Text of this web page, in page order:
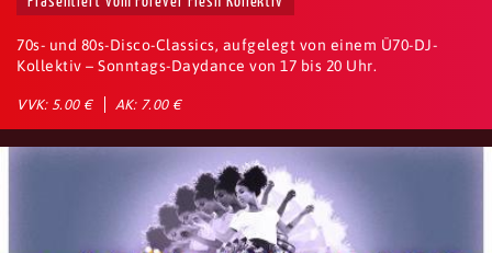
70s- und 80s-Disco-Classics, aufgelegt von einem Ü70-DJ-
Kollektiv – Sonntags-Daydance von 17 bis 20 Uhr.
VVK: 5.00 € AK: 7.00 €